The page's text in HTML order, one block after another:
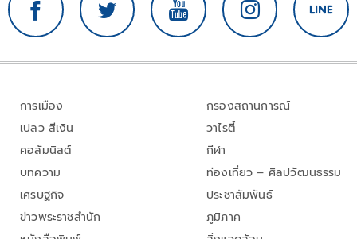
การเมือง
เปลว สีเงิน
คอลัมนิสต์
บทความ
เศรษฐกิจ
ข่าวพระราชสำนัก
กรองสถานการณ์
วาไรตี้
กีฬา
ท่องเที่ยว – ศิลปวัฒนธรรม
ประชาสัมพันธ์
ภูมิภาค